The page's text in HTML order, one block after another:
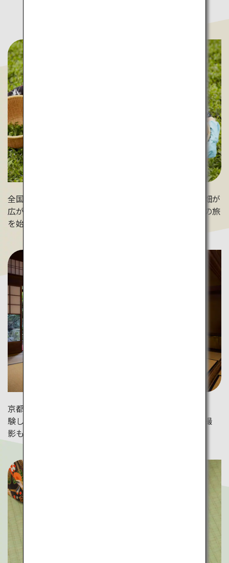
全国各地に時季限定で茶摘み体験ができる茶園も。茶畑が
広がる風景や茶葉の香りに癒されながら、お茶づくしの旅
を始めましょう。
京都府・MAIKOYAでは、着物を着て伝統的な茶道を体
験してみて。広々とした和室からは茶庭が望め、記念撮
影も楽しめます。